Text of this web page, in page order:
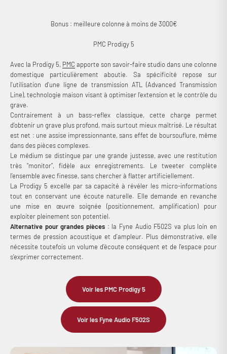
Bonus : meilleure colonne à moins de 3000€
PMC Prodigy 5
Avec la Prodigy 5, PMC apporte son savoir-faire studio dans une colonne
domestique particulièrement aboutie. Sa spécificité repose sur
l’utilisation d’une ligne de transmission ATL (Advanced Transmission
Line), technologie maison visant à optimiser l’extension et le contrôle du
grave.
Contrairement à un bass-reflex classique, cette charge permet
d’obtenir un grave plus profond, mais surtout mieux maîtrisé. Le résultat
est net : une assise impressionnante, sans effet de boursouflure, même
dans des pièces complexes.
Le médium se distingue par une grande justesse, avec une restitution
très “monitor”, fidèle aux enregistrements. Le tweeter complète
l’ensemble avec finesse, sans chercher à flatter artificiellement.
La Prodigy 5 excelle par sa capacité à révéler les micro-informations
tout en conservant une écoute naturelle. Elle demande en revanche
une mise en œuvre soignée (positionnement, amplification) pour
exploiter pleinement son potentiel.
Alternative pour grandes pièces : la Fyne Audio F502S va plus loin en
termes de pression acoustique et d’ampleur. Plus démonstrative, elle
nécessite toutefois un volume d’écoute conséquent et de l'espace pour
s’exprimer correctement.
Voir les PMC Prodigy 5
Voir les Fyne Audio F502S